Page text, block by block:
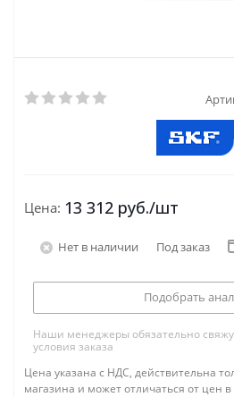
Цена: 13 312 руб./шт
Нет в наличии Под заказ
Подобрать
Наши менеджеры обязательно
условия заказа
Цена указана с НДС, действительна
магазина и может отличаться от цен